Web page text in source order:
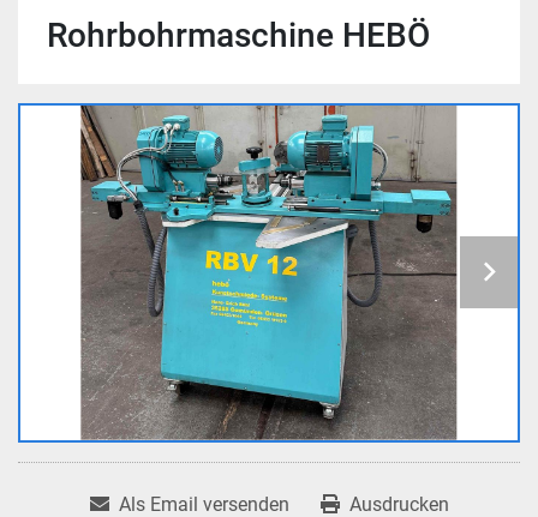
Rohrbohrmaschine HEBÖ
Als Email versenden Ausdrucken